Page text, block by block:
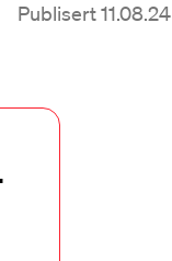
Publisert 11.08.24